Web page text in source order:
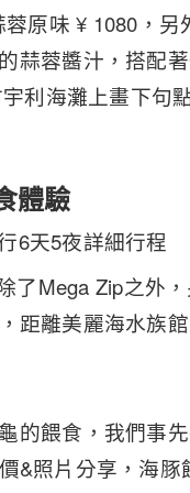
原味 ¥ 1080，
蒜蓉醬汁，搭配
利海灘上畫下句
體驗
了Mega Zip之外
，距離美麗海水族
的餵食，我們事
&照片分享，海豚